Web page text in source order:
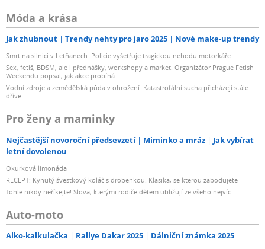
Móda a krása
Jak zhubnout Trendy nehty pro jaro 2025 Nové make-up trendy
Smrt na silnici v Letňanech: Policie vyšetřuje tragickou nehodu motorkáře
Sex, fetiš, BDSM, ale i přednášky, workshopy a market. Organizátor Prague Fetish
Weekendu popsal, jak akce probíhá
Vodní zdroje a zemědělská půda v ohrožení: Katastrofální sucha přicházejí stále
dříve
Pro ženy a maminky
Nejčastější novoroční předsevzetí Miminko a mráz
Jak vybírat
letní dovolenou
Okurková limonáda
RECEPT: Kynutý švestkový koláč s drobenkou. Klasika, se kterou zabodujete
Tohle nikdy neříkejte! Slova, kterými rodiče dětem ubližují ze všeho nejvíc
Auto-moto
Alko-kalkulačka Rallye Dakar 2025 Dálniční známka 2025